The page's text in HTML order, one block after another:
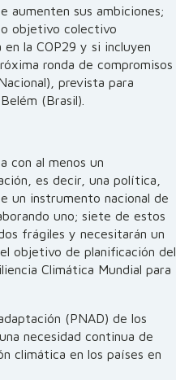
aumenten sus ambiciones;
objetivo colectivo
la COP29 y si incluyen
ronda de compromisos
prevista para
(Brasil).
con al menos un
es decir, una política,
un instrumento nacional de
uno; siete de estos
frágiles y necesitarán un
objetivo de planificación del
Climática Mundial para
(PNAD) de los
necesidad continua de
climática en los países en